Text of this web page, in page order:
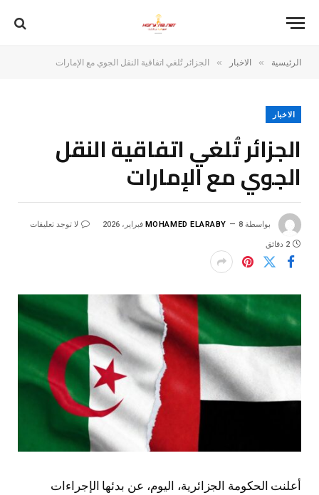
الرئيسية » الاخبار » الجزائر تُلغي اتفاقية النقل الجوي مع الإمارات
الاخبار
الجزائر تُلغي اتفاقية النقل
الجوي مع الإمارات
بواسطة MOHAMED ELARABY 8 فبراير، 2026 لا توجد تعليقات
2 دقائق
أعلنت الحكومة الجزائرية، اليوم، عن بدئها الإجراءات